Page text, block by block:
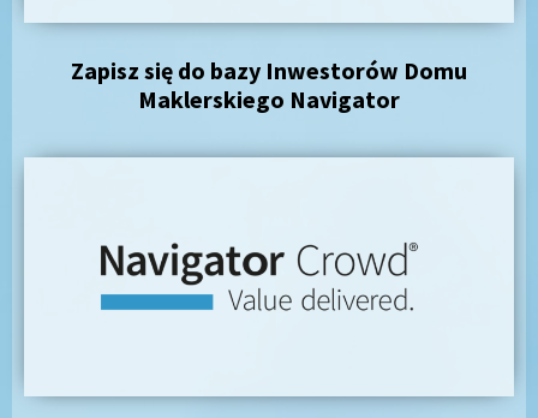
Zapisz się do bazy Inwestorów Domu
Maklerskiego Navigator